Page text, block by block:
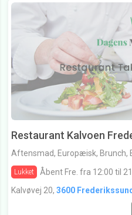
Restaurant Kalvoen
Aftensmad, Europæisk, Brunch,
Lukket Åbent Fre. fra 12:00 til
Kalvøvej 20, 3600 Frederikssund